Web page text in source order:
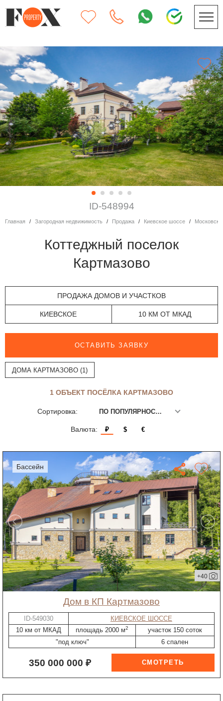
ID-548994
Главная Загородная недвижимость Продажа Киевское шоссе
Коттеджный поселок
Картмазово
ПРОДАЖА ДОМОВ И УЧАСТКОВ
КИЕВСКОЕ 10 КМ ОТ МКАД
ОСТАВИТЬ ЗАЯВКУ
ДОМА КАРТМАЗОВО (1)
1 ОБЪЕКТ ПОСЁЛКА КАРТМАЗОВО
Сортировка: ПО ПОПУЛЯРНОСТИ
Валюта: ₽ $ €
бассейн
+40
дом в КП Картмазово
ID-549030
КИЕВСКОЕ ШОССЕ
10 км от МКАД
площадь 2000 м2
участок 150 соток
"под ключ"
6 спален
350 000 000 ₽